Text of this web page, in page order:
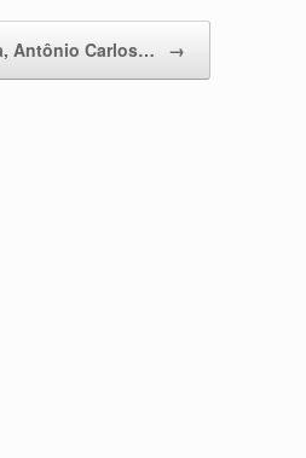
Antônio Carlos… →